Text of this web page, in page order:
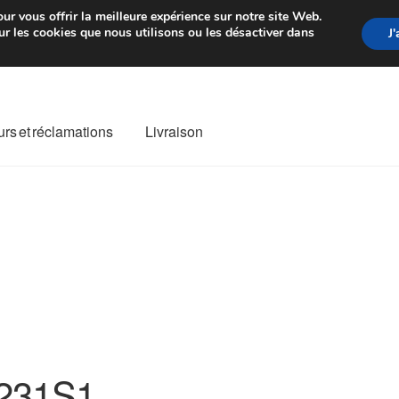
de 7 EUR Du lundi au
et réclamations Livraison
vous offrir la meilleure expérience sur notre site Web.
les cookies que nous utilisons ou les désactiver dans